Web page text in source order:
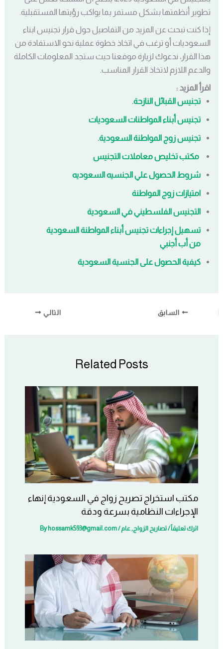
تطوير أنظمتها بشكل مستمر بما يواكب رؤيتها المستقبلية.
إذا كنت تبحث عن المزيد من التفاصيل حول قرار تجنيس ابناء
السعوديات أو ترغب في اتخاذ خطوة عملية نحو الاستفادة من
هذا القرار، ندعوك لزيارة موقعنا حيث ستجد المعلومات الكاملة
والدعم اللازم لاتخاذ القرار المناسب.
اقرأ المزيد :
تجنيس القبائل النازحة.
تجنيس أبناء المواطنات السعوديات
تجنيس زوج المواطنة السعودية.
مكتب تخليص معاملات التجنيس
شروط الحصول علي الجنسيه السعوديه
امتيازات زوج المواطنة
التجنيس الفلسطيني في السعودية
تسهيل إجراءات تجنيس أبناء المواطنة السعودية
من أب أجنبي
كيفية الحصول على الجنسية السعودية
السابق التالي
Related Posts
مكتب استخراج تصريح زواج في السعودية إنهاء
الإجراءات النظامية بسرعة ودقة
اترك تعليقاً/تصاريح الزواج,عام/ By
hossamk593@gmail.com